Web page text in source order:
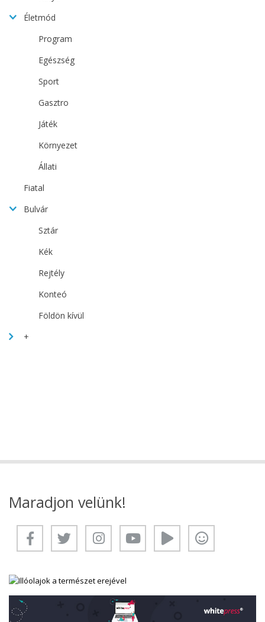
Életmód
Program
Egészség
Sport
Gasztro
Játék
Környezet
Állati
Fiatal
Bulvár
Sztár
Kék
Rejtély
Konteó
Földön kívül
+
Maradjon velünk!